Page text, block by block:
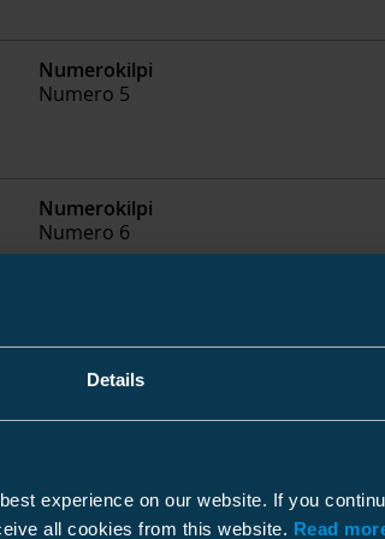
Details
experience on our website. If you
all cookies from this website. Read
Numerokilpi
Numero 5
Numerokilpi
Numero 6
Numerokilpi
Numero 7
25 A / 35 A